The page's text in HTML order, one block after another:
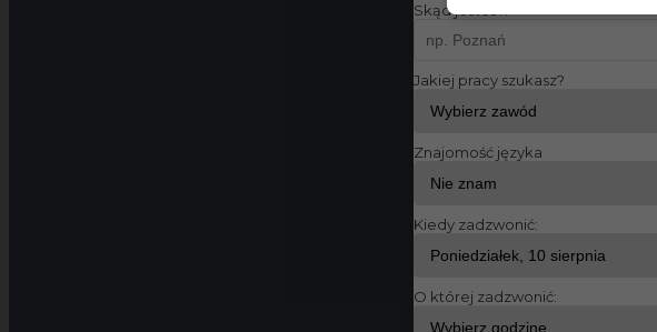
Skąd jesteś?:
Jakiej pracy szukasz?
Znajomość języka
Kiedy zadzwonić:
O której zadzwonić: